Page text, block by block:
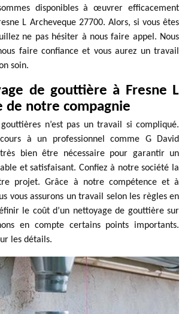
disponibles à œuvrer efficacement
L Archeveque 27700. Alors, si vous êtes
ne pas hésiter à nous faire appel. Nous
faire confiance et vous aurez un travail
soin.
de gouttière à Fresne L
de notre compagnie
n’est pas un travail si compliqué.
à un professionnel comme G David
bien être nécessaire pour garantir un
et satisfaisant. Confiez à notre société la
projet. Grâce à notre compétence et à
vous assurons un travail selon les règles en
le coût d’un nettoyage de gouttière sur
en compte certains points importants.
les détails.